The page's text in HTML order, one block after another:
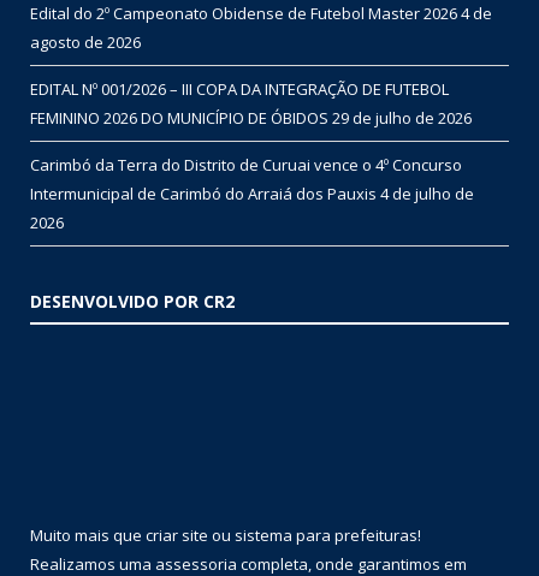
Edital do 2º Campeonato Obidense de Futebol Master 20264 de
agosto de 2026
EDITAL Nº 001/2026 – III COPA DA INTEGRAÇÃO DE FUTEBOL
FEMININO 2026 DO MUNICÍPIO DE ÓBIDOS 29 de julho de 2026
Carimbó da Terra do Distrito de Curuai vence o 4º Concurso
Intermunicipal de Carimbó do Arraiá dos Pauxis 4 de julho de
2026
DESENVOLVIDO POR CR2
Muito mais que criar site ou sistema para prefeituras!
Realizamos uma assessoria completa, onde garantimos em